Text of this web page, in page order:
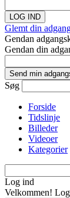
Glemt din
Gendan
Gendan din
Søg
Forside
Tidslinje
Billeder
Videoer
Kategorier
Log ind
Velkommen!